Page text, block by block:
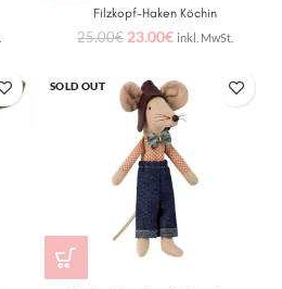
Filzkopf-Haken Köchin
25.00€ 23.00€ inkl. MwSt.
SOLD OUT